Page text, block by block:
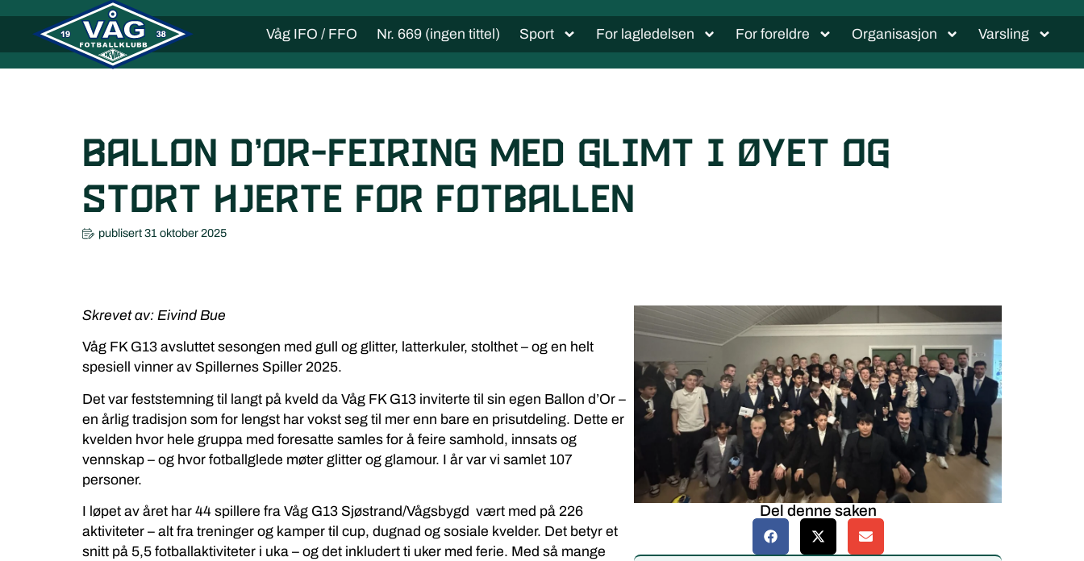
Våg IFO / FFO Nr. 669 (ingen tittel) Sport For lagledelsen For foreldre Organisasjon Varsling
Ballon d’Or-feiring med glimt i øyet og
stort hjerte for fotballen
publisert31 oktober 2025
Skrevet av: Eivind Bue
Våg FK G13 avsluttet sesongen med gull og glitter, latterkuler, stolthet – og en helt
spesiell vinner av Spillernes Spiller 2025.
Det var feststemning til langt på kveld da Våg FK G13 inviterte til sin egen Ballon d’Or –
en årlig tradisjon som for lengst har vokst seg til mer enn bare en prisutdeling. Dette er
kvelden hvor hele gruppa med foresatte samles for å feire samhold, innsats og
vennskap – og hvor fotballglede møter glitter og glamour. I år var vi samlet 107
personer.
I løpet av året har 44 spillere fra Våg G13 Sjøstrand/Vågsbygd vært med på 226
aktiviteter – alt fra treninger og kamper til cup, dugnad og sosiale kvelder. Det betyr et
snitt på 5,5 fotballaktiviteter i uka – og det inkludert ti uker med ferie. Med så mange
Del denne saken